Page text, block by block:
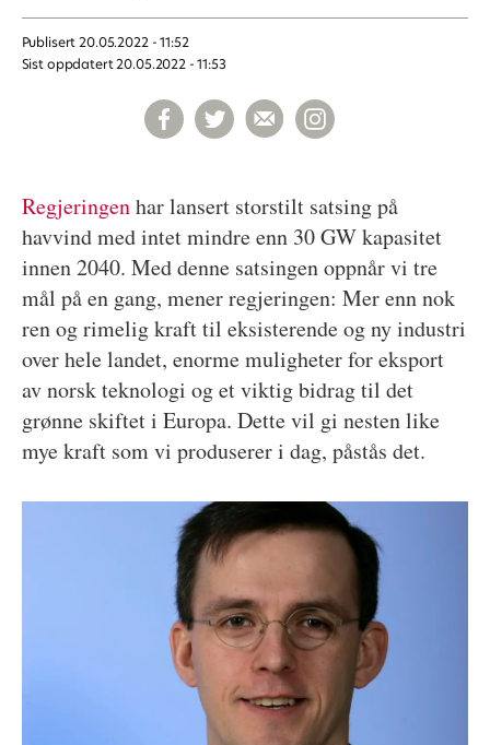
Publisert 20.05.2022 - 11:52
Sist oppdatert 20.05.2022 - 11:53
Regjeringenhar lansert storstilt satsing på
havvind med intet mindre enn 30 GW kapasitet
innen 2040. Med denne satsingen oppnår vi tre
mål på en gang, mener regjeringen: Mer enn nok
ren og rimelig kraft til eksisterende og ny industri
over hele landet, enorme muligheter for eksport
av norsk teknologi og et viktig bidrag til det
grønne skiftet i Europa. Dette vil gi nesten like
mye kraft som vi produserer i dag, påstås det.